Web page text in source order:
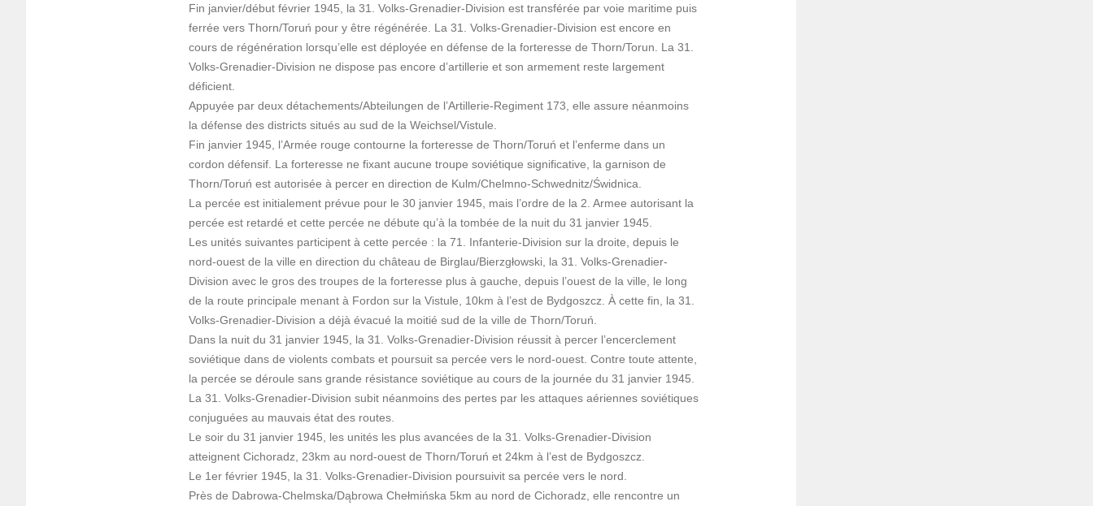
Fin janvier/début février 1945, la 31. Volks-Grenadier-Division est transférée par voie maritime puis
ferrée vers Thorn/Toruń pour y être régénérée. La 31. Volks-Grenadier-Division est encore en
cours de régénération lorsqu’elle est déployée en défense de la forteresse de Thorn/Torun. La 31.
Volks-Grenadier-Division ne dispose pas encore d’artillerie et son armement reste largement
déficient.
Appuyée par deux détachements/Abteilungen de l’Artillerie-Regiment 173, elle assure néanmoins
la défense des districts situés au sud de la Weichsel/Vistule.
Fin janvier 1945, l’Armée rouge contourne la forteresse de Thorn/Toruń et l’enferme dans un
cordon défensif. La forteresse ne fixant aucune troupe soviétique significative, la garnison de
Thorn/Toruń est autorisée à percer en direction de Kulm/Chelmno-Schwednitz/Świdnica.
La percée est initialement prévue pour le 30 janvier 1945, mais l’ordre de la 2. Armee autorisant la
percée est retardé et cette percée ne débute qu’à la tombée de la nuit du 31 janvier 1945.
Les unités suivantes participent à cette percée : la 71. Infanterie-Division sur la droite, depuis le
nord-ouest de la ville en direction du château de Birglau/Bierzgłowski, la 31. Volks-Grenadier-
Division avec le gros des troupes de la forteresse plus à gauche, depuis l’ouest de la ville, le long
de la route principale menant à Fordon sur la Vistule, 10km à l’est de Bydgoszcz. À cette fin, la 31.
Volks-Grenadier-Division a déjà évacué la moitié sud de la ville de Thorn/Toruń.
Dans la nuit du 31 janvier 1945, la 31. Volks-Grenadier-Division réussit à percer l’encerclement
soviétique dans de violents combats et poursuit sa percée vers le nord-ouest. Contre toute attente,
la percée se déroule sans grande résistance soviétique au cours de la journée du 31 janvier 1945.
La 31. Volks-Grenadier-Division subit néanmoins des pertes par les attaques aériennes soviétiques
conjuguées au mauvais état des routes.
Le soir du 31 janvier 1945, les unités les plus avancées de la 31. Volks-Grenadier-Division
atteignent Cichoradz, 23km au nord-ouest de Thorn/Toruń et 24km à l’est de Bydgoszcz.
Le 1er février 1945, la 31. Volks-Grenadier-Division poursuivit sa percée vers le nord.
Près de Dabrowa-Chelmska/Dąbrowa Chełmińska 5km au nord de Cichoradz, elle rencontre un